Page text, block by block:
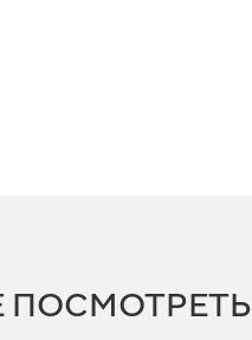
ПОСМОТРЕТЬ